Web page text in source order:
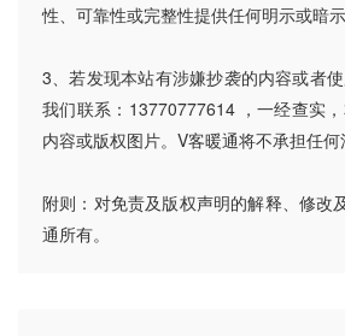
性、可靠性或完整性提供任何明示或暗示
3、若发现本站有涉嫌抄袭的内容或者
我们联系：13770777614 ，一经查实
内容或版权图片。V客暖通将不承担任何
附则：对免责及版权声明的解释、修改
通所有。